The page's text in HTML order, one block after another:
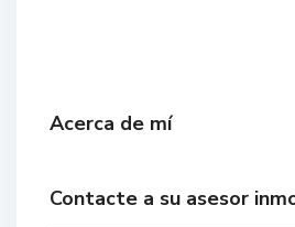
Acerca de mí
Contacte a su asesor